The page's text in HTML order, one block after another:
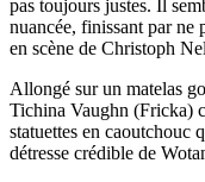
pas toujours justes. Il
nuancée, finissant par
en scène de Christoph
Allongé sur un matelas
Tichina Vaughn (Fricka)
statuettes en caoutchouc
détresse crédible de